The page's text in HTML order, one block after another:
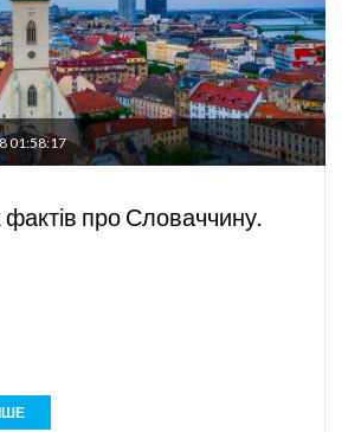
01:58:17
фактів про Словаччину.